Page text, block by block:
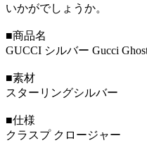
いかがでしょうか。
■商品名
GUCCI シルバー Gucci
■素材
スターリングシルバー
■仕様
クラスプ クロージャー